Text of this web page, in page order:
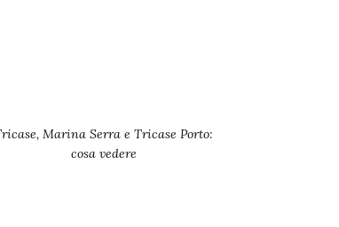
Marina Serra e Tricase Porto:
cosa vedere